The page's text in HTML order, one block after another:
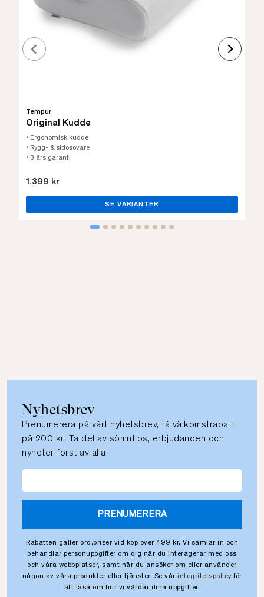
Tempur
Original Kudde
• Ergonomisk kudde
• Rygg- & sidosovare
• 3 års garanti
1.399 kr
SE VARIANTER
Nyhetsbrev
Prenumerera på vårt nyhetsbrev, få välkomstrabatt
på 200 kr! Ta del av sömntips, erbjudanden och
nyheter först av alla.
PRENUMERERA
Rabatten gäller ord.priser vid köp över 499 kr. Vi samlar in och
behandlar personuppgifter om dig när du interagerar med oss
och våra webbplatser, samt när du ansöker om eller använder
någon av våra produkter eller tjänster. Se vår integritetspolicy för
att läsa om hur vi vårdar dina uppgifter.